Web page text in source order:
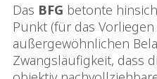
Das BFG betonte
Punkt (für das
außergewöhnlichen
Zwangsläufigkeit, dass